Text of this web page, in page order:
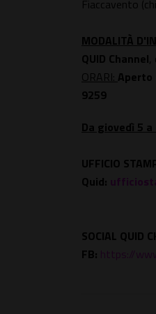
Fiaccavento
MODALITÀ
QUID Channel,
ORARI:
9259
Da giovedì 5 a
UFFICIO
Quid:
SOCIAL QUID
FB: https://